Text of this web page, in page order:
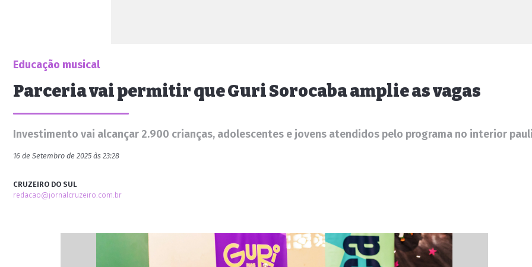
Educação musical
Parceria vai permitir que Guri Sorocaba amplie as vagas
Investimento vai alcançar 2.900 crianças, adolescentes e jovens atendidos pelo programa no interior
16 de Setembro de 2025 às 23:28
CRUZEIRO DO SUL
redacao@jornalcruzeiro.com.br